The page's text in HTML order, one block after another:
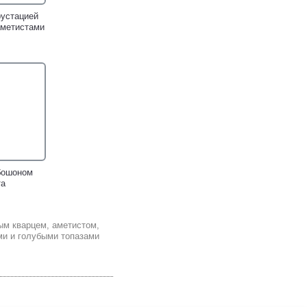
кварцем, аметистом,
и голубыми топазами